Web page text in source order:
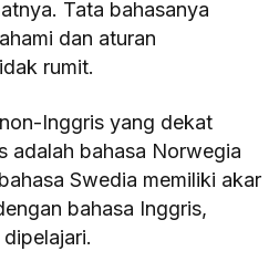
Tata bahasanya
dan aturan
rumit.
Inggris yang dekat
adalah bahasa Norwegia
Swedia memiliki akar
bahasa Inggris,